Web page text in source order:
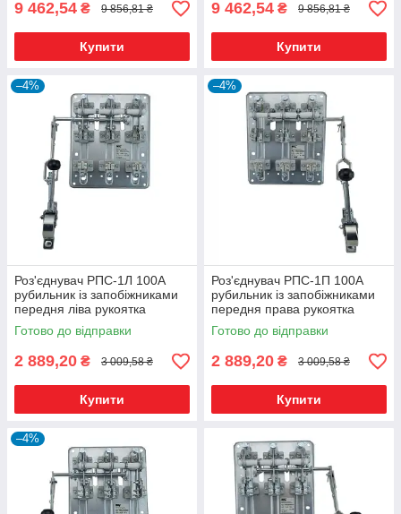
9 462,54 ₴ 9 856,81 ₴
Купити
9 462,54 ₴ 9 856,81 ₴
Купити
–4%
Роз'єднувач РПС-1Л 100А
рубильник із запобіжниками
передня ліва рукоятка
Готово до відправки
2 889,20 ₴ 3 009,58 ₴
Купити
–4%
Роз'єднувач РПС-1П 100А
рубильник із запобіжниками
передня права рукоятка
Готово до відправки
2 889,20 ₴ 3 009,58 ₴
Купити
–4%